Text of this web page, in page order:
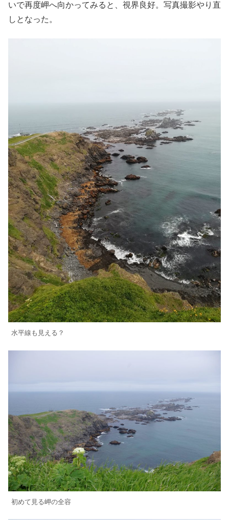
いで再度岬へ向かってみると、視界良好。写真撮影やり直
しとなった。
水平線も見える？
初めて見る岬の全容